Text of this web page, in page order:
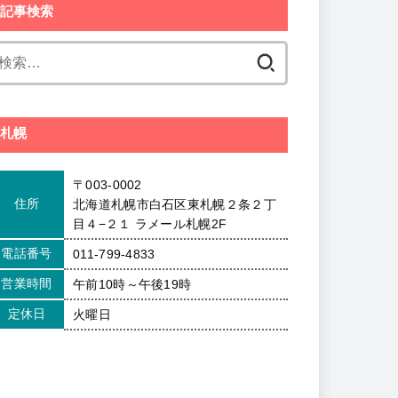
記事検索
札幌
住所
〒003-0002
北海道札幌市白石区東札幌２条２丁
目４−２１ ラメール札幌2F
電話番号 011-799-4833
営業時間 午前10時～午後19時
定休日 火曜日